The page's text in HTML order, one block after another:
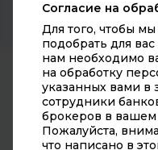
Красноярский
Курганская
Курская область
Ленинградская
Липецкая область
© 2010-2026
защищены. Сайт
кредитов и займов,
Согласие на
Для того, чтобы
подобрать для
нам необходимо
на обработку
указанных вами в
сотрудники
брокеров в вашем
Пожалуйста,
что написано в